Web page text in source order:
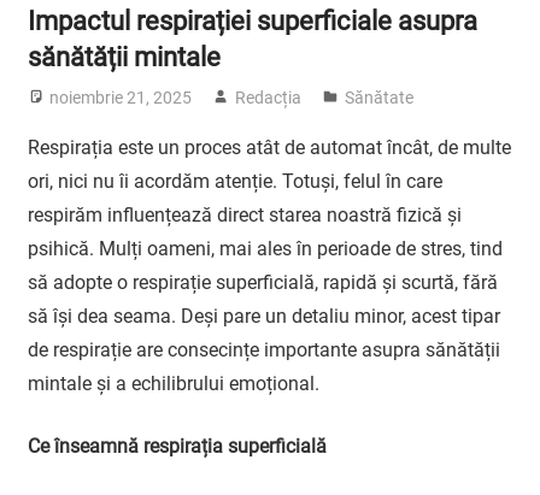
Impactul respirației superficiale asupra
sănătății mintale
noiembrie 21, 2025 Redacția Sănătate
Respirația este un proces atât de automat încât, de multe
ori, nici nu îi acordăm atenție. Totuși, felul în care
respirăm influențează direct starea noastră fizică și
psihică. Mulți oameni, mai ales în perioade de stres, tind
să adopte o respirație superficială, rapidă și scurtă, fără
să își dea seama. Deși pare un detaliu minor, acest tipar
de respirație are consecințe importante asupra sănătății
mintale și a echilibrului emoțional.
Ce înseamnă respirația superficială